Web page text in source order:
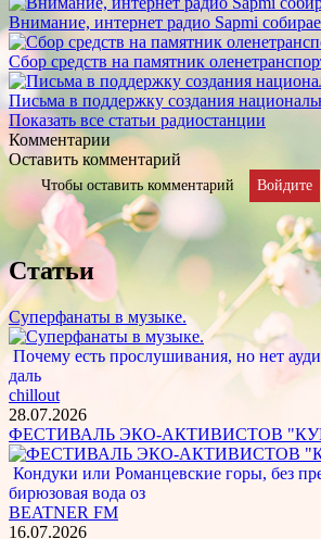
Внимание, интернет радио Sapmi
Сбор средств на памятник
Письма в поддержку создания
Показать все статьи радиостанции
Комментарии
Оставить комментарий
Чтобы оставить комментарий Войдите
Статьи
Суперфанаты в музыке.
Почему есть прослушивания, но нет
даль
chillout
28.07.2026
ФЕСТИВАЛЬ ЭКО-АКТИВИСТОВ
Кондуки или Романцевские горы, без
бирюзовая вода оз
BEATNER FM
16.07.2026